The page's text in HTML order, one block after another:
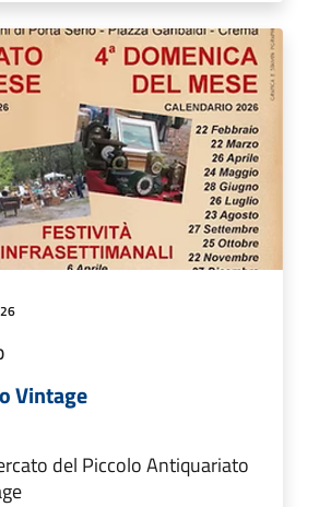
Vintage
del Piccolo Antiquariato